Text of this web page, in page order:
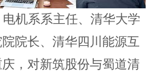
电机系系主任、 清华大学
院长、 清华四川能源互
， 对新筑股份与蜀道清